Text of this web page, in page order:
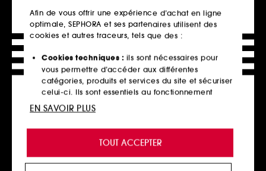
Ajouter au panier Ajouter au panier
Afin de vous offrir une expérience d’achat en ligne
optimale, SEPHORA et ses partenaires utilisent des
cookies et autres traceurs, tels que des :
Cookies techniques : ils sont nécessaires pour
vous permettre d’accéder aux différentes
catégories, produits et services du site et sécuriser
celui-ci. Ils sont essentiels au fonctionnement
technique du site et ne peuvent être désactivés.
de vous offrir une expérience enrichie et
personnalisée en vous recommandant des
produits, des services et des contenus qui
TOUT ACCEPTER
EN SAVOIR PLUS